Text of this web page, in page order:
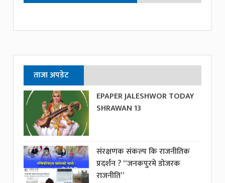
ताजा अपडेट
EPAPER JALESHWOR TODAY
SHRAWAN 13
संरक्षणक संकल्प कि राजनीतिक
प्रदर्शन ? “जनकपुरमे डोजरक
राजनीति”